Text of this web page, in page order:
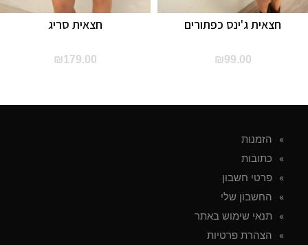
חצאית סריג
₪179.00
חצאית ג'ינס כפתורים
₪99.00
הזמנות
כתובות
פרטי חשבון
החשבון שלי
תנאי שימוש באתר
הצהרת פרטיות